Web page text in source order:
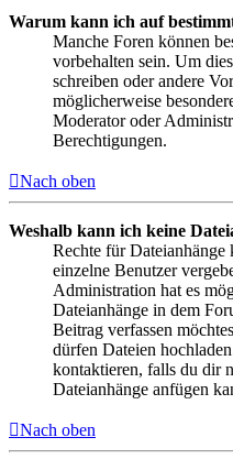
Warum kann ich auf
Manche Foren können
vorbehalten sein. Um
schreiben oder andere
möglicherweise
Moderator oder
Berechtigungen.
Nach oben
Weshalb kann ich keine
Rechte für
einzelne Benutzer
Administration hat es
Dateianhänge in dem
Beitrag verfassen
dürfen Dateien
kontaktieren, falls du dir
Dateianhänge anfügen
Nach oben